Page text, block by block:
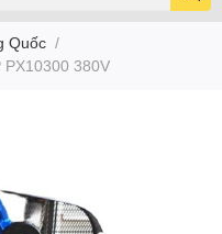
Quốc /
380V